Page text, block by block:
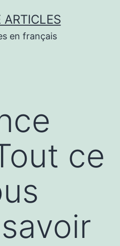
ARTICLES
en français
ce